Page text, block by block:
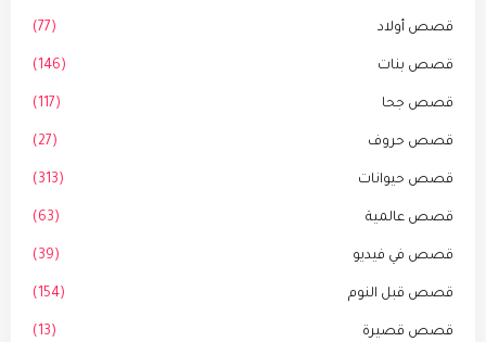
قصص أولاد (77)
قصص بنات (146)
قصص جحا (117)
قصص حروف (27)
قصص حيوانات (313)
قصص عالمية (63)
قصص في فيديو (39)
قصص قبل النوم (154)
قصص قصيرة (13)